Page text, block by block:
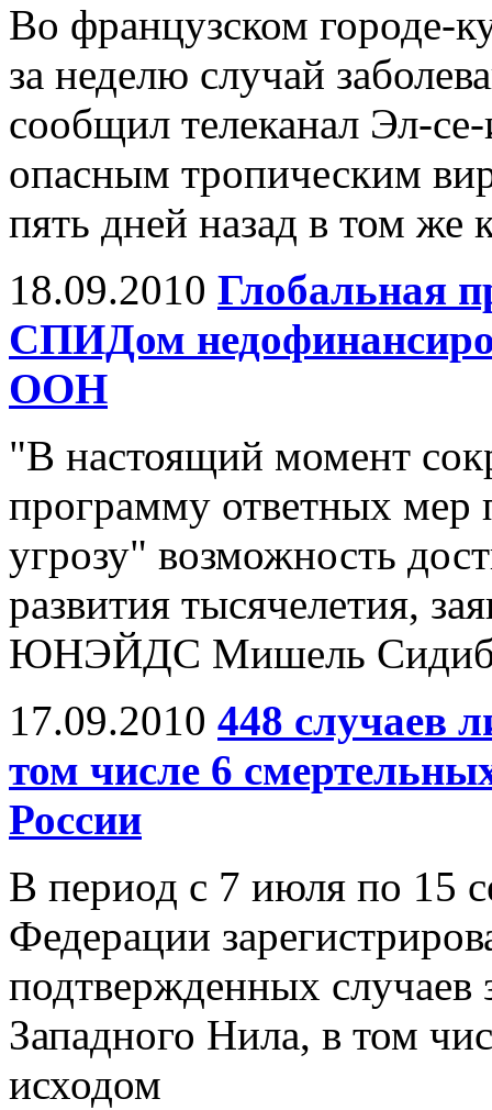
Во французском городе-
за неделю случай
сообщил телеканал Эл-
опасным тропическим
пять дней назад в том же
18.09.2010 Глобальная
СПИДом
ООН
"В настоящий момент
программу ответных
угрозу" возможность
развития тысячелетия,
ЮНЭЙДС Мишель
17.09.2010 448 случаев
том числе 6
России
В период с 7 июля по 15
Федерации
подтвержденных случаев
Западного Нила, в том
исходом